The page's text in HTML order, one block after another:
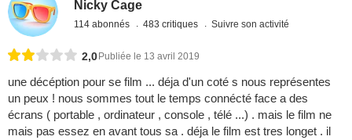
Nicky Cage
114 abonnés 483 critiques Suivre son activité
2,0 Publiée le 13 avril 2019
une décéption pour se film ... déja d'un coté s nous représentes
un peux ! nous sommes tout le temps connécté face a des
écrans ( portable , ordinateur , console , télé ...) . mais le film ne
mais pas essez en avant tous sa . déja le film est tres longet . il